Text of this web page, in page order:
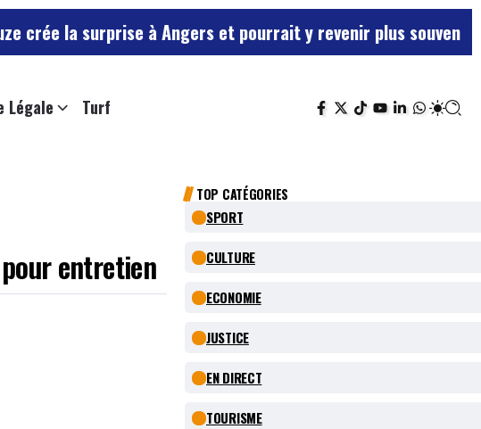
à Angers et pourrait y revenir plus souvent … Maine-et-
Légale Turf
entretien
TOP CATÉGORIES
SPORT
CULTURE
ECONOMIE
JUSTICE
EN DIRECT
TOURISME